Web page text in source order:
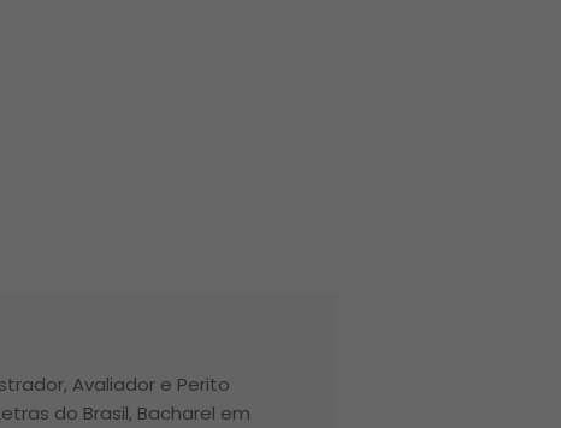
Avaliador e Perito
do Brasil, Bacharel em